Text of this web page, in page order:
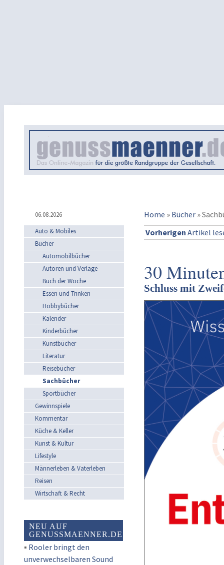
06.08.2026 Home » Bücher »
Auto & Mobiles
Bücher
Automobilbücher
Autoren und Verlage
Buch der Woche
Essen und Trinken
Hobbybücher
Kalender
Kinderbücher
Kunstbücher
Literatur
Reisebücher
Sachbücher
Sportbücher
Gewinnspiele
Kommentar
Küche & Keller
Kunst & Kultur
Lifestyle
Männerleben & Vaterleben
Reisen
Wirtschaft & Recht
NEU AUF
GENUSSMAENNER.DE
▪ Rooler bringt den
unverwechselbaren Sound
Vorherigen Artikel
30
Schluss mit